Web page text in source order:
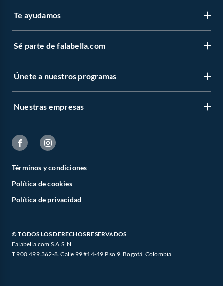
Te ayudamos
Sé parte de falabella.com
Únete a nuestros programas
Nuestras empresas
Términos y condiciones
Política de cookies
Política de privacidad
© TODOS LOS DERECHOS RESERVADOS
Falabella.com S.A.S. N
T 900.499.362-8. Calle 99 #14-49 Piso 9, Bogotá, Colombia